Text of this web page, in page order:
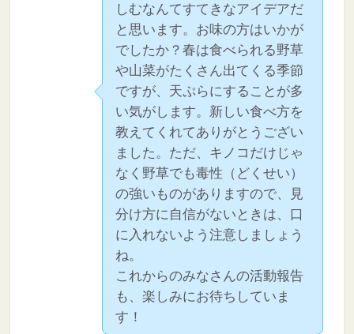
しむなんてすてきなアイデアだ
と思います。お味の方はいかが
でしたか？春は食べられる野草
や山菜がたくさん出てくる季節
ですが、天ぷらにすることが多
い気がします。新しい食べ方を
教えてくれてありがとうござい
ました。ただ、キノコだけじゃ
なく野草でも毒性（どくせい）
の強いものがありますので、見
分け方に自信がないときは、口
に入れないよう注意しましょう
ね。
これからのみなさんの活動報告
も、楽しみにお待ちしていま
す！